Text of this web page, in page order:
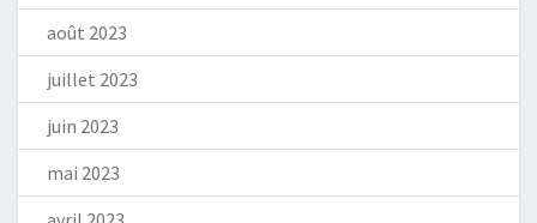
août 2023
juillet 2023
juin 2023
mai 2023